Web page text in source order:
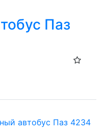
Паз
автобус Паз 4234